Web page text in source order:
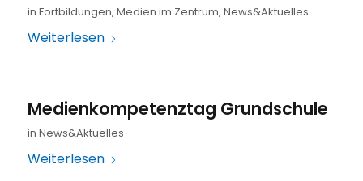
in Fortbildungen, Medien im Zentrum, News&Aktuelles
Weiterlesen
Medienkompetenztag Grundschule
in News&Aktuelles
Weiterlesen